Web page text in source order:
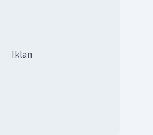
Iklan